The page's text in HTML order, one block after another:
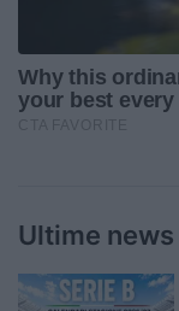
Ultime news